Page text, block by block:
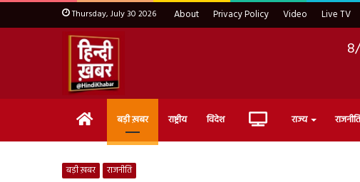
Thursday, July 30 2026 About Privacy Policy Video Live TV
Home बड़ी ख़बर राष्ट्रीय विदेश Live राज्य राजनीति
बड़ी ख़बर राजनीति